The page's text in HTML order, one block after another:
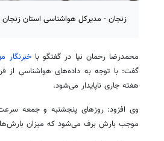
زنجان - مدیرکل هواشناسی استان
محمدرضا رحمان نیا در گفتگو با خبرنگار
گفت: با توجه به داده‌های هواشناسی از
هفته جاری ناپایدار می‌شود.
وی افزود: روزهای پنجشنبه و جمعه
موجب بارش برف می‌شود که میزان